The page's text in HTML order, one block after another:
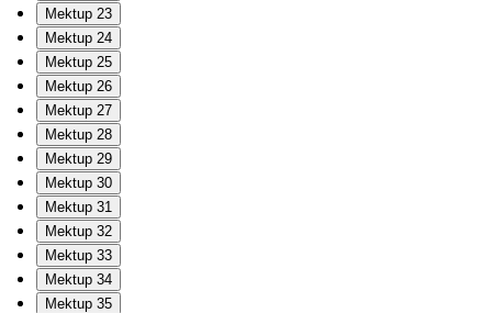
Mektup 23
Mektup 24
Mektup 25
Mektup 26
Mektup 27
Mektup 28
Mektup 29
Mektup 30
Mektup 31
Mektup 32
Mektup 33
Mektup 34
Mektup 35